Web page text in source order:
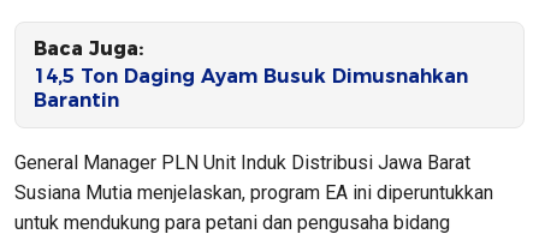
Baca Juga:
14,5 Ton Daging Ayam Busuk Dimusnahkan
Barantin
General Manager PLN Unit Induk Distribusi Jawa Barat
Susiana Mutia menjelaskan, program EA ini diperuntukkan
untuk mendukung para petani dan pengusaha bidang